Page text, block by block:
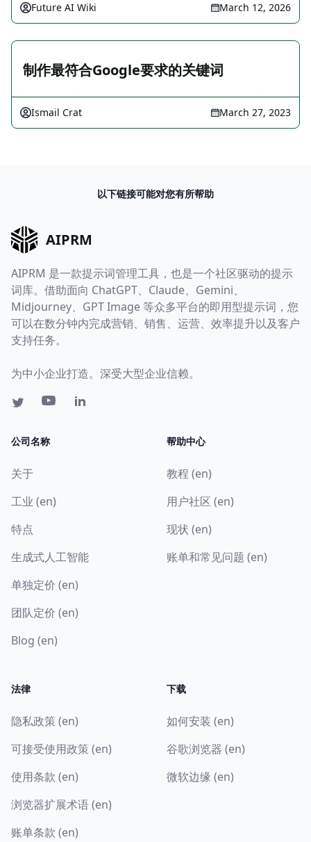
Future AI Wiki March 12, 2026
制作最符合Google要求的关键词
Ismail Crat March 27, 2023
以下链接可能对您有所帮助
AIPRM
AIPRM 是一款提示词管理工具，也是一个社区驱动的提示
词库。借助面向 ChatGPT、Claude、Gemini、
Midjourney、GPT Image 等众多平台的即用型提示词，您
可以在数分钟内完成营销、销售、运营、效率提升以及客户
支持任务。
为中小企业打造。深受大型企业信赖。
公司名称
关于
工业 (en)
特点
生成式人工智能
单独定价 (en)
团队定价 (en)
Blog (en)
帮助中心
教程 (en)
用户社区 (en)
现状 (en)
账单和常见问题 (en)
法律
隐私政策 (en)
可接受使用政策 (en)
使用条款 (en)
浏览器扩展术语 (en)
账单条款 (en)
下载
如何安装 (en)
谷歌浏览器 (en)
微软边缘 (en)